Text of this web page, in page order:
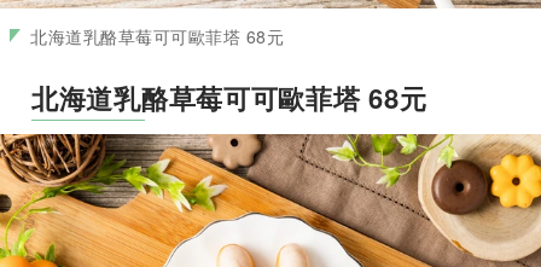
北海道乳酪草莓可可歐菲塔 68元
北海道乳酪草莓可可歐菲塔 68元